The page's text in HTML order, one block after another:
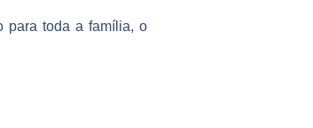
para toda a família, o